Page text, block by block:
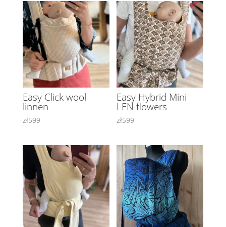
Easy Click wool
linnen
zł599
Easy Hybrid Mini
LEN flowers
zł599